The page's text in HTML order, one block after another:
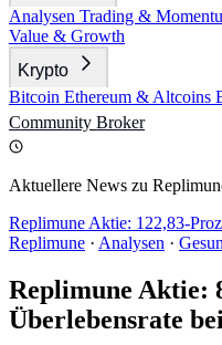
Analysen Trading &
Value & Growth
Krypto
Bitcoin Ethereum & Altcoins
Community Broker
Aktuellere News zu
Replimune Aktie: 122,83-
Replimune · Analysen ·
Replimune Aktie:
Überlebensrate